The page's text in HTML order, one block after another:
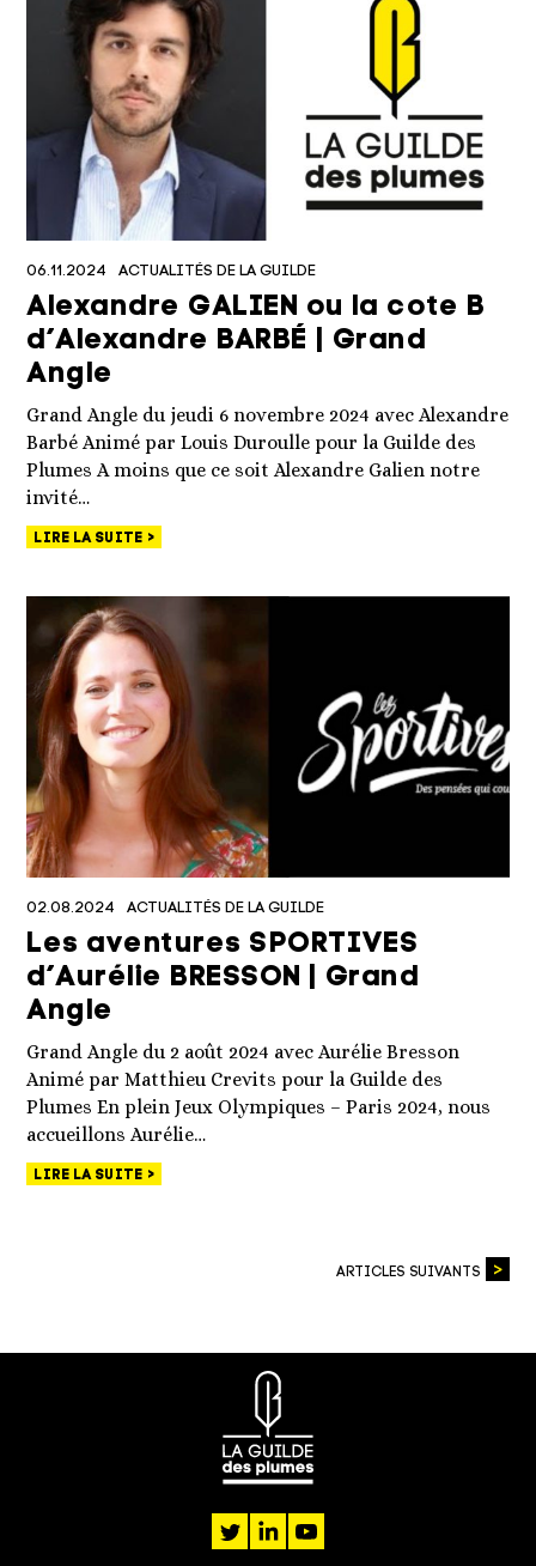
06.11.2024 ACTUALITÉS DE LA GUILDE
Alexandre GALIEN ou la cote B
d’Alexandre BARBÉ | Grand
Angle
Grand Angle du jeudi 6 novembre 2024 avec Alexandre
Barbé Animé par Louis Duroulle pour la Guilde des
Plumes A moins que ce soit Alexandre Galien notre
invité…
LIRE LA SUITE
02.08.2024 ACTUALITÉS DE LA GUILDE
Les aventures SPORTIVES
d’Aurélie BRESSON | Grand
Angle
Grand Angle du 2 août 2024 avec Aurélie Bresson
Animé par Matthieu Crevits pour la Guilde des
Plumes En plein Jeux Olympiques – Paris 2024, nous
accueillons Aurélie…
LIRE LA SUITE
ARTICLES SUIVANTS
twitterlinkedin